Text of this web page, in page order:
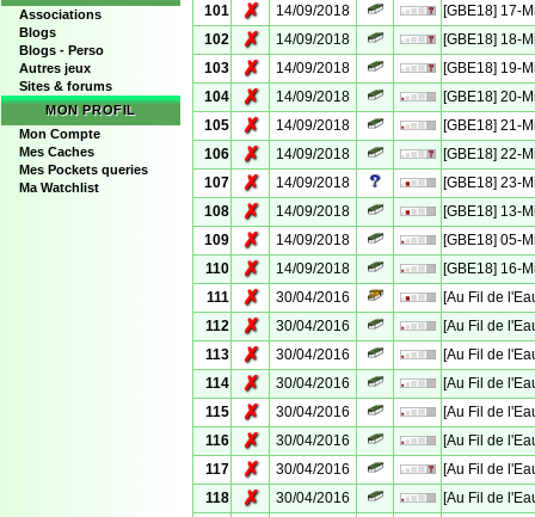
Associations
Blogs
Blogs - Perso
Autres jeux
Sites & forums
MON PROFIL
Mon Compte
Mes Caches
Mes Pockets queries
Ma Watchlist
101
✗ 14/09/2018
[GBE18] 17-
102
✗ 14/09/2018
[GBE18] 18-
103
✗ 14/09/2018
[GBE18] 19-
104
✗ 14/09/2018
[GBE18] 20-
105
✗ 14/09/2018
[GBE18] 21-
106
✗ 14/09/2018
[GBE18] 22-
107
✗ 14/09/2018
[GBE18] 23-
108
✗ 14/09/2018
[GBE18] 13-
109
✗ 14/09/2018
[GBE18] 05-
110
✗ 14/09/2018
[GBE18] 16-
111
✗ 30/04/2016
[Au Fil de
112
✗ 30/04/2016
[Au Fil de
113
✗ 30/04/2016
[Au Fil de
114
✗ 30/04/2016
[Au Fil de
115
✗ 30/04/2016
[Au Fil de
116
✗ 30/04/2016
[Au Fil de
117
✗ 30/04/2016
[Au Fil de
118
✗ 30/04/2016
[Au Fil de